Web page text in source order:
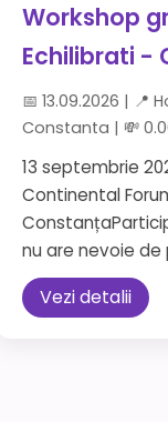
Workshop
Echilibrati -
📅 13.09.2026 | 📍
Constanta | 💸
13 septembrie
Continental
nu are nevoie de
Vezi detalii